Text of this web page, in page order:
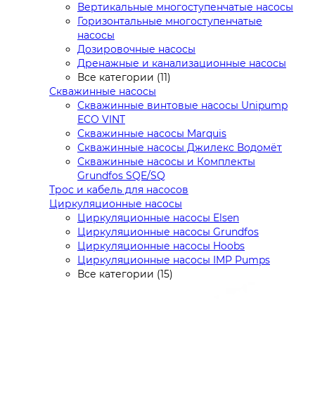
Вертикальные многоступенчатые насосы
Горизонтальные многоступенчатые
насосы
Дозировочные насосы
Дренажные и канализационные насосы
Все категории (11)
Скважинные насосы
Скважинные винтовые насосы Unipump
ECO VINT
Скважинные насосы Marquis
Скважинные насосы Джилекс Водомёт
Скважинные насосы и Комплекты
Grundfos SQE/SQ
Трос и кабель для насосов
Циркуляционные насосы
Циркуляционные насосы Elsen
Циркуляционные насосы Grundfos
Циркуляционные насосы Hoobs
Циркуляционные насосы IMP Pumps
Все категории (15)